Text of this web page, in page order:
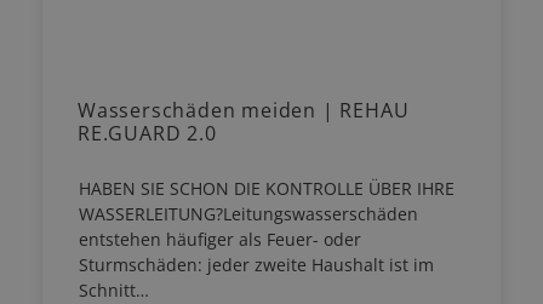
Wasserschäden meiden | REHAU
RE.GUARD 2.0
HABEN SIE SCHON DIE KONTROLLE ÜBER IHRE
WASSERLEITUNG?Leitungswasserschäden
entstehen häufiger als Feuer- oder
Sturmschäden: jeder zweite Haushalt ist im
Schnitt…